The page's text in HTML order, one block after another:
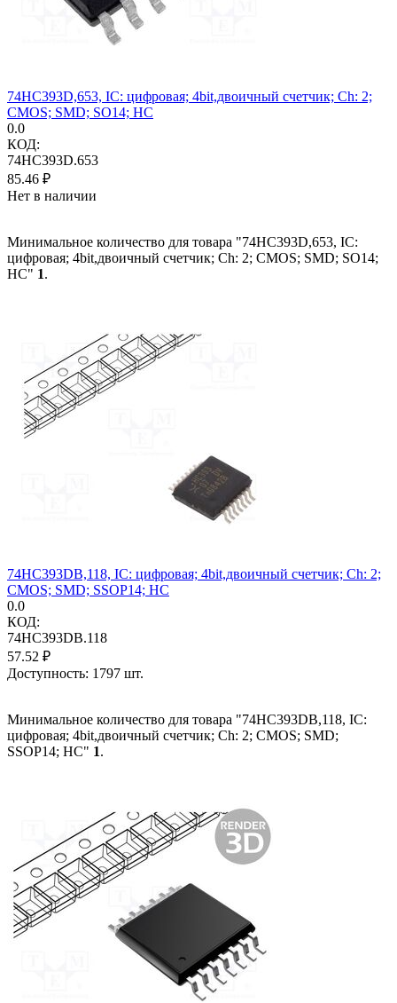
74HC393D,653, IC: цифровая; 4bit,двоичный счетчик; Ch: 2;
CMOS; SMD; SO14; HC
0.0
КОД:
74HC393D.653
85.46 ₽
Нет в наличии
Минимальное количество для товара "74HC393D,653, IC:
цифровая; 4bit,двоичный счетчик; Ch: 2; CMOS; SMD; SO14;
HC" 1.
74HC393DB,118, IC: цифровая; 4bit,двоичный счетчик; Ch: 2;
CMOS; SMD; SSOP14; HC
0.0
КОД:
74HC393DB.118
57.52 ₽
Доступность: 1797 шт.
Минимальное количество для товара "74HC393DB,118, IC:
цифровая; 4bit,двоичный счетчик; Ch: 2; CMOS; SMD;
SSOP14; HC" 1.